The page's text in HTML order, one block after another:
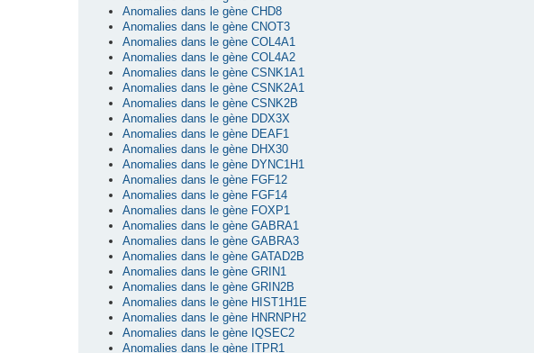
Anomalies dans le gène CHD8
Anomalies dans le gène CNOT3
Anomalies dans le gène COL4A1
Anomalies dans le gène COL4A2
Anomalies dans le gène CSNK1A1
Anomalies dans le gène CSNK2A1
Anomalies dans le gène CSNK2B
Anomalies dans le gène DDX3X
Anomalies dans le gène DEAF1
Anomalies dans le gène DHX30
Anomalies dans le gène DYNC1H1
Anomalies dans le gène FGF12
Anomalies dans le gène FGF14
Anomalies dans le gène FOXP1
Anomalies dans le gène GABRA1
Anomalies dans le gène GABRA3
Anomalies dans le gène GATAD2B
Anomalies dans le gène GRIN1
Anomalies dans le gène GRIN2B
Anomalies dans le gène HIST1H1E
Anomalies dans le gène HNRNPH2
Anomalies dans le gène IQSEC2
Anomalies dans le gène ITPR1